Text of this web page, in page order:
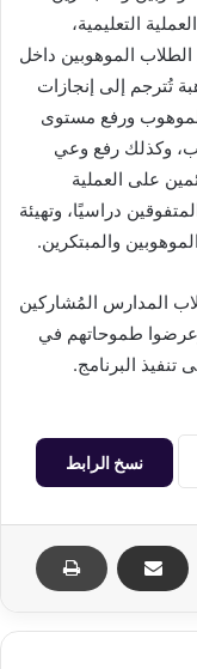
التعليمية،
الموهوبين داخل
تُترجم إلى إنجازات
ورفع مستوى
وكذلك رفع وعي
على العملية
دراسيًا، وتهيئة
والمبتكرين.
المدارس المُشاركين
وعرضوا طموحاتهم في
تنفيذ البرنامج.
نسخ الرابط